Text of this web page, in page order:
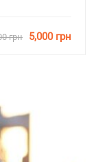
грн 5,000 грн